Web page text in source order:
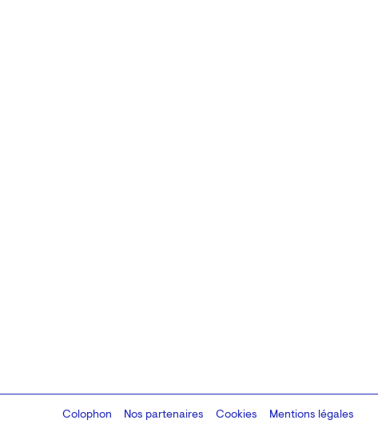
Colophon
Design:Marcel Kaczmarek, code:8080.studio
Nos partenaires Cookies Mentions légales